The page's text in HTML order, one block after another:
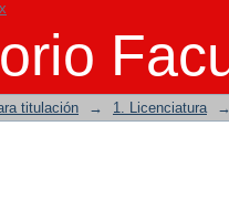
titulación → 1. Licenciatura